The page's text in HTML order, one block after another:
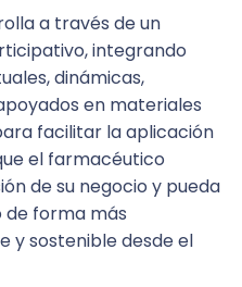
actual de la
complejidad
generaciones en el
para mejorar la
e implicar al
a través de un
integrando
dinámicas,
en materiales
facilitar la aplicación
el farmacéutico
de su negocio y pueda
forma más
y sostenible desde el